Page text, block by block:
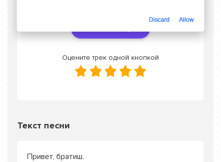
Оцените трек одной кнопкой
Текст песни
Привет, братиш.
Discard Allow